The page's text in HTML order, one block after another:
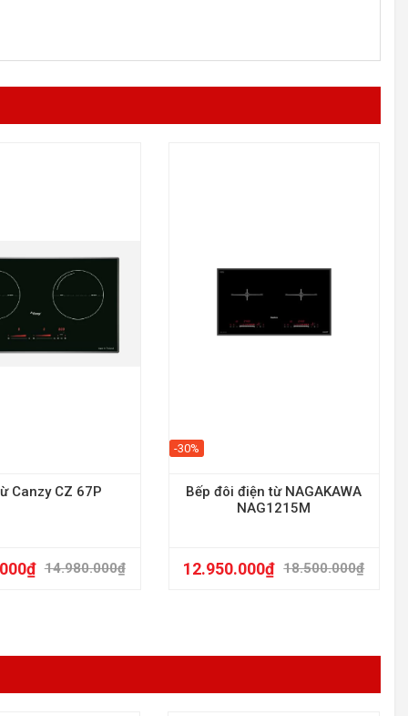
Canzy CZ 67P
14.980.000₫
₫
-30%
Bếp đôi điện từ NAGAKAWA
NAG1215M
18.500.000₫
12.950.000₫